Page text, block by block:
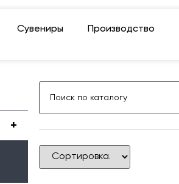
Сувениры Производство
+